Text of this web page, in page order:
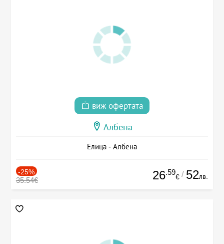
виж офертата
Албена
Елица - Албена
-25%
35.54€ 26.59
€ / 52лв.